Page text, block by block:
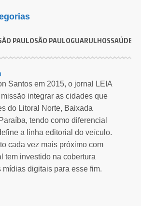
atendimento gratuito para
na Zona Leste de SP
Marcelina reunirá alunos, professores e
PAULOSÃO PAULOGUARULHOSSAÚDE
Santos em 2015, o jornal LEIA
integrar as cidades que
do Litoral Norte, Baixada
tendo como diferencial
a linha editorial do veículo.
cada vez mais próximo com
tem investido na cobertura
digitais para esse fim.